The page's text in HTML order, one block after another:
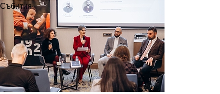
Събития